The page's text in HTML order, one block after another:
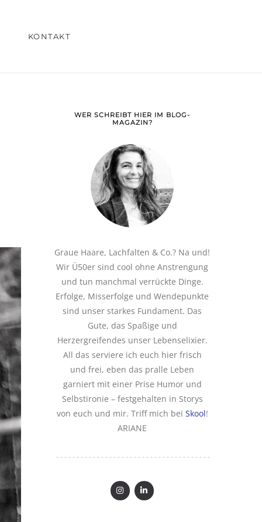
KONTAKT
WER SCHREIBT HIER IM BLOG-
MAGAZIN?
Graue Haare, Lachfalten & Co.? Na und!
Wir Ü50er sind cool ohne Anstrengung
und tun manchmal verrückte Dinge.
Erfolge, Misserfolge und Wendepunkte
sind unser starkes Fundament. Das
Gute, das Spaßige und
Herzergreifendes unser Lebenselixier.
All das serviere ich euch hier frisch
und frei, eben das pralle Leben
garniert mit einer Prise Humor und
Selbstironie – festgehalten in Storys
von euch und mir. Triff mich bei Skool!
ARIANE